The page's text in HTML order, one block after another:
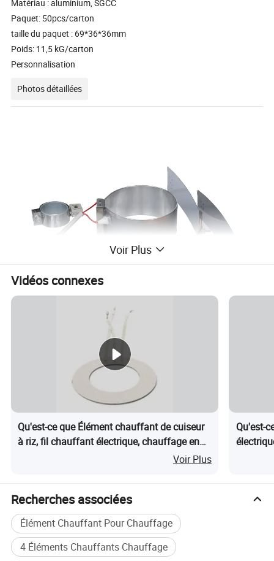
Matériau : aluminium, SGCC
Paquet: 50pcs/carton
taille du paquet : 69*36*36mm
Poids: 11,5 kG/carton
Personnalisation
Photos détaillées
Catégorie de produit
Voir Plus
Vidéos connexes
Qu'est-ce que Élément chauffant de cuiseur
à riz, fil chauffant électrique, chauffage en
Voir Plus
Qu'est-
Recherches associées
Élément Chauffant Pour Chauffage
4 Éléments Chauffants Chauffage